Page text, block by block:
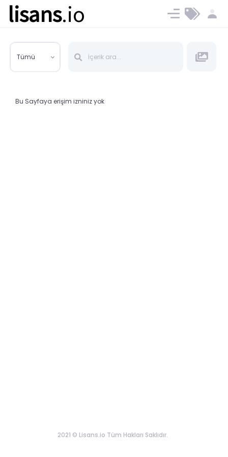
lisans.io Ücret ve Planlar
Tümü
Bu Sayfaya erişim izniniz yok
2021 © Lisans.io Tüm Hakları Saklıdır.